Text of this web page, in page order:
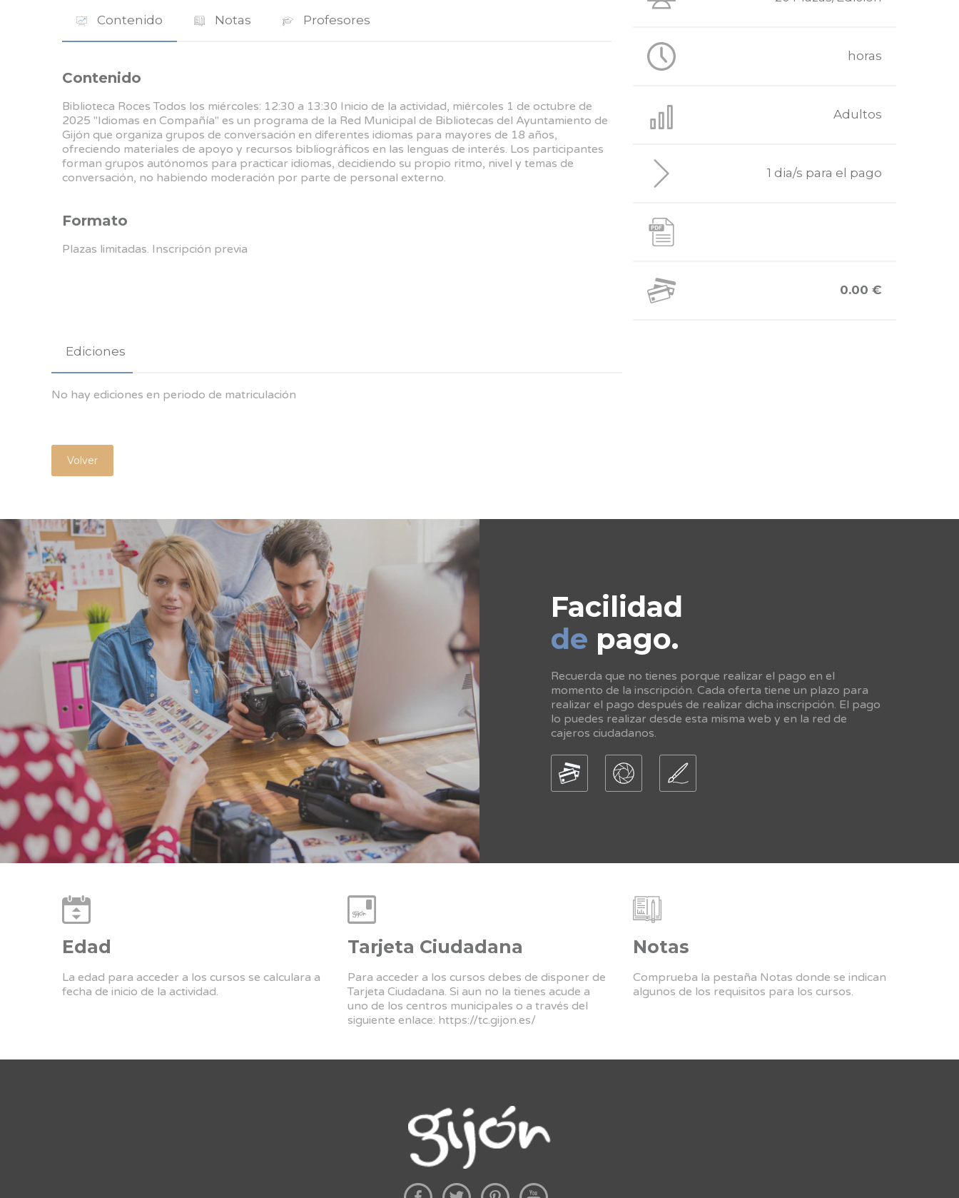
Contenido Notas Profesores
Contenido
Biblioteca Roces Todos los miércoles: 12:30 a 13:30 Inicio de la actividad, miércoles 1 de octubre de
2025 "Idiomas en Compañía" es un programa de la Red Municipal de Bibliotecas del Ayuntamiento de
Gijón que organiza grupos de conversación en diferentes idiomas para mayores de 18 años,
ofreciendo materiales de apoyo y recursos bibliográficos en las lenguas de interés. Los participantes
forman grupos autónomos para practicar idiomas, decidiendo su propio ritmo, nivel y temas de
conversación, no habiendo moderación por parte de personal externo.
Formato
Plazas limitadas. Inscripción previa
Ediciones
No hay ediciones en periodo de matriculación
horas
Adultos
1 dia/s para el pago
0.00 €
Volver
Facilidad
de pago.
Recuerda que no tienes porque realizar el pago en el
momento de la inscripción. Cada oferta tiene un plazo para
realizar el pago después de realizar dicha inscripción. El pago
lo puedes realizar desde esta misma web y en la red de
cajeros ciudadanos.
Edad
La edad para acceder a los cursos se calculara a
fecha de inicio de la actividad.
Tarjeta Ciudadana
Para acceder a los cursos debes de disponer de
Tarjeta Ciudadana. Si aun no la tienes acude a
uno de los centros municipales o a través del
siguiente enlace: https://tc.gijon.es/
Notas
Comprueba la pestaña Notas donde se indican
algunos de los requisitos para los cursos.